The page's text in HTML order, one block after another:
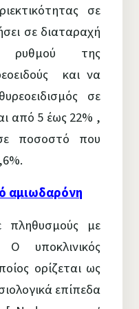
σε
σε διαταραχή
ρυθμού της
και να
σε
από 5 έως 22% ,
ποσοστό που
αμιωδαρόνη
πληθυσμούς με
υποκλινικός
ορίζεται ως
επίπεδα